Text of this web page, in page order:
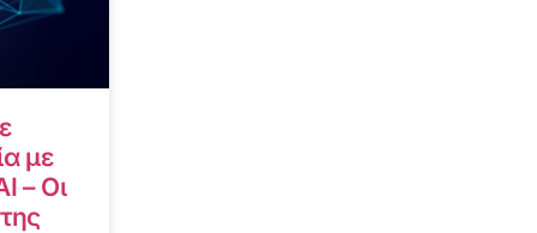
με
– Οι